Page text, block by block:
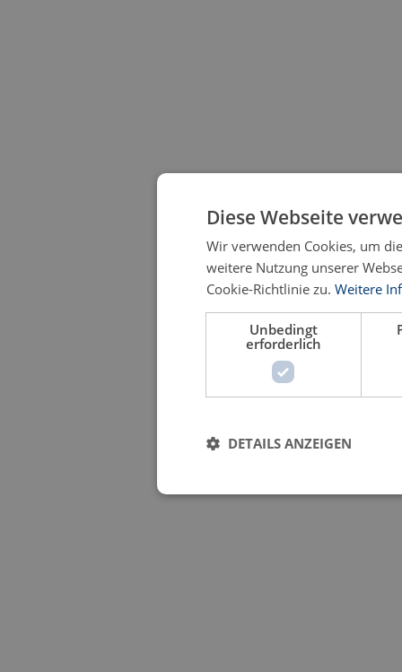
Diese Webseite
Wir verwenden Cookies, um
weitere Nutzung unserer
Cookie-Richtlinie zu. Weitere
Unbedingt
erforderlich
DETAILS ANZEIGEN